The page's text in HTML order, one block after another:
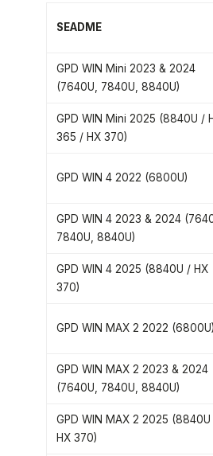
SEADME
GPD WIN Mini 2023 & 2024
(7640U, 7840U, 8840U)
GPD WIN Mini 2025 (8840U /
365 / HX 370)
GPD WIN 4 2022 (6800U)
GPD WIN 4 2023 & 2024
7840U, 8840U)
GPD WIN 4 2025 (8840U / HX
370)
GPD WIN MAX 2 2022 (6800U)
GPD WIN MAX 2 2023 & 2024
(7640U, 7840U, 8840U)
GPD WIN MAX 2 2025
HX 370)